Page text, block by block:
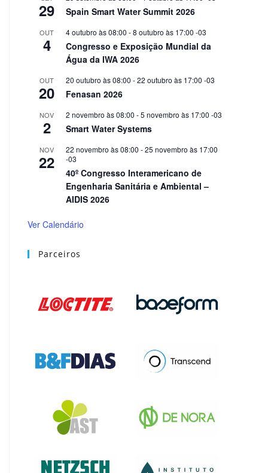
29 Spain Smart Water Summit 2026
OUT
4
4 outubro às 08:00 -8 outubro às 17:00 -03
Congresso e Exposição Mundial da
Água da IWA 2026
OUT
20
20 outubro às 08:00 -22 outubro às 17:00 -03
Fenasan 2026
NOV
2
2 novembro às 08:00 -5 novembro às 17:00 -03
Smart Water Systems
NOV
22
22 novembro às 08:00 -25 novembro às 17:00
-03
40º Congresso Interamericano de
Engenharia Sanitária e Ambiental –
AIDIS 2026
Ver Calendário
Parceiros